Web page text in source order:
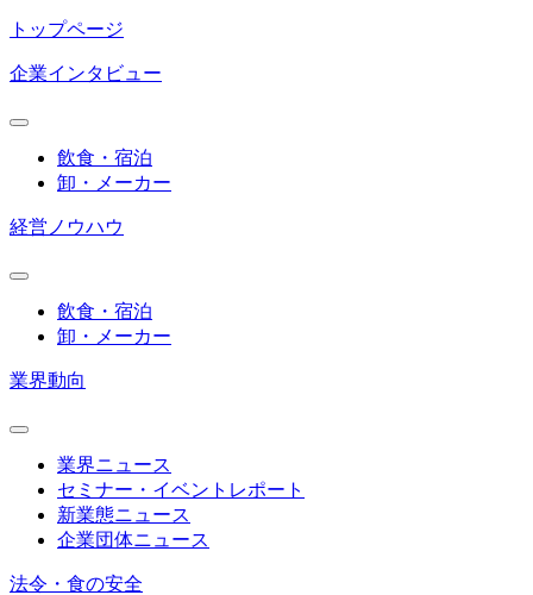
トップページ
企業インタビュー
飲食・宿泊
卸・メーカー
経営ノウハウ
飲食・宿泊
卸・メーカー
業界動向
業界ニュース
セミナー・イベントレポート
新業態ニュース
企業団体ニュース
法令・食の安全